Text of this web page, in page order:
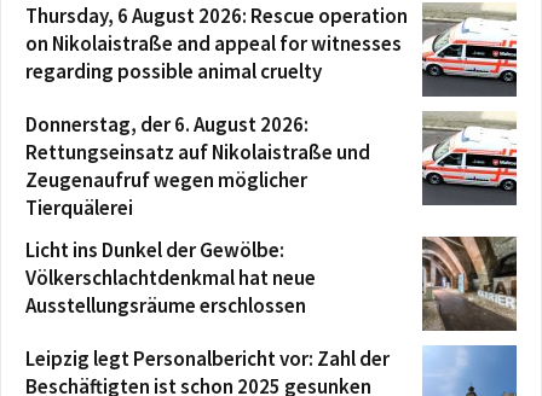
Thursday, 6 August 2026: Rescue operation
on Nikolaistraße and appeal for witnesses
regarding possible animal cruelty
Donnerstag, der 6. August 2026:
Rettungseinsatz auf Nikolaistraße und
Zeugenaufruf wegen möglicher
Tierquälerei
Licht ins Dunkel der Gewölbe:
Völkerschlachtdenkmal hat neue
Ausstellungsräume erschlossen
Leipzig legt Personalbericht vor: Zahl der
Beschäftigten ist schon 2025 gesunken